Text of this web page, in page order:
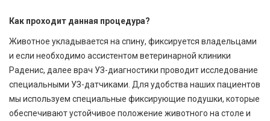
Как проходит данная процедура?
Животное укладывается на спину, фиксируется владельцами
и если необходимо ассистентом ветеринарной клиники
Раденис, далее врач УЗ-диагностики проводит исследование
специальными УЗ-датчиками. Для удобства наших пациентов
мы используем специальные фиксирующие подушки, которые
обеспечивают устойчивое положение животного на столе и